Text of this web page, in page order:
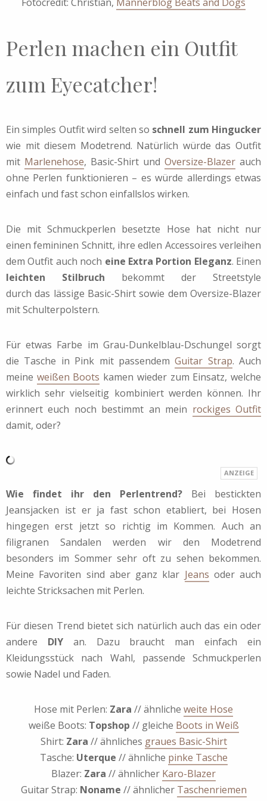
Perlen machen ein Outfit
zum Eyecatcher!
Ein simples Outfit wird selten so schnell zum Hingucker
wie mit diesem Modetrend. Natürlich würde das Outfit
mit Marlenehose, Basic-Shirt und Oversize-Blazer auch
ohne Perlen funktionieren – es würde allerdings etwas
einfach und fast schon einfallslos wirken.
Die mit Schmuckperlen besetzte Hose hat nicht nur
einen femininen Schnitt, ihre edlen Accessoires verleihen
dem Outfit auch noch eine Extra Portion Eleganz. Einen
leichten Stilbruch bekommt der Streetstyle
durch das lässige Basic-Shirt sowie dem Oversize-Blazer
mit Schulterpolstern.
Für etwas Farbe im Grau-Dunkelblau-Dschungel sorgt
die Tasche in Pink mit passendemGuitar Strap. Auch
meine weißen Boots kamen wieder zum Einsatz, welche
wirklich sehr vielseitig kombiniert werden können. Ihr
erinnert euch noch bestimmt an mein rockiges Outfit
damit, oder?
Wie findet ihr den Perlentrend? Bei bestickten
Jeansjacken ist er ja fast schon etabliert, bei Hosen
hingegen erst jetzt so richtig im Kommen. Auch an
filigranen Sandalen werden wir den Modetrend
besonders im Sommer sehr oft zu sehen bekommen.
Meine Favoriten sind aber ganz klar Jeans oder auch
leichte Stricksachen mit Perlen.
Für diesen Trend bietet sich natürlich auch das ein oder
andere DIYan. Dazu braucht man einfach ein
Kleidungsstück nach Wahl, passende Schmuckperlen
sowie Nadel und Faden.
Hose mit Perlen: Zara // ähnliche weite Hose
weiße Boots: Topshop // gleiche Boots in Weiß
Shirt: Zara // ähnliches graues Basic-Shirt
Tasche: Uterque // ähnliche pinke Tasche
Blazer: Zara // ähnlicher Karo-Blazer
Guitar Strap: Noname // ähnlicher Taschenriemen